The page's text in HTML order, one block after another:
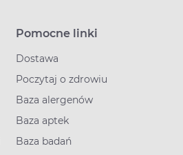
Pomocne linki
Dostawa
Poczytaj o zdrowiu
Baza alergenów
Baza aptek
Baza badań